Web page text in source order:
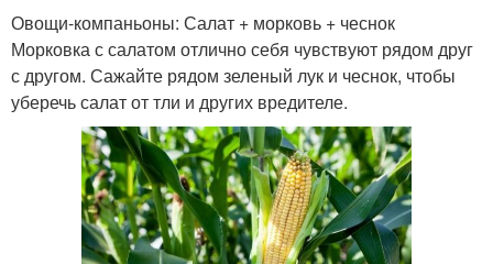
Овощи-компаньоны: Салат + морковь + чеснок
Морковка с салатом отлично себя чувствуют рядом друг
с другом. Сажайте рядом зеленый лук и чеснок, чтобы
уберечь салат от тли и других вредителе.